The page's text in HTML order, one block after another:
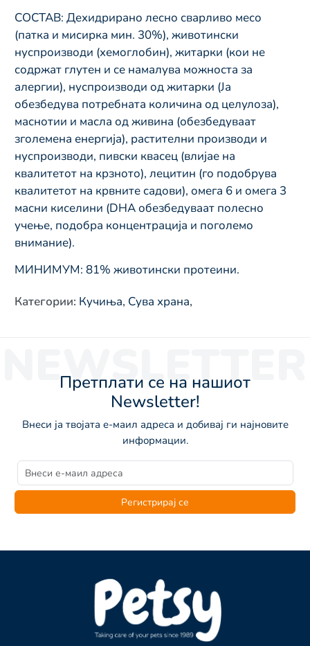
СОСТАВ: Дехидрирано лесно сварливо месо
(патка и мисирка мин. 30%), животински
нуспроизводи (хемоглобин), житарки (кои не
содржат глутен и се намалува можноста за
алергии), нуспроизводи од житарки (Ја
обезбедува потребната количина од целулоза),
маснотии и масла од живина (обезбедуваат
зголемена енергија), растителни производи и
нуспроизводи, пивски квасец (влијае на
квалитетот на крзното), лецитин (го подобрува
квалитетот на крвните садови), омега 6 и омега 3
масни киселини (DHA обезбедуваат полесно
учење, подобра концентрација и поголемо
внимание).
МИНИМУМ: 81% животински протеини.
Категории: Кучиња, Сува храна,
NEWSLETTER
Претплати се на нашиот
Newsletter!
Внеси ја твојата е-маил адреса и добивај ги најновите
информации.
Регистрирај се